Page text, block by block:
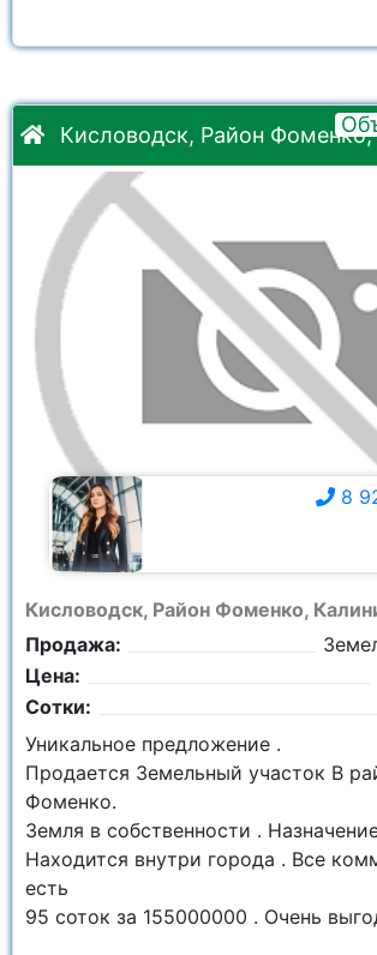
Кисловодск, Район Фоменко,
Кисловодск, Район Фоменко,
Продажа:
Цена:
Сотки:
8
Уникальное предложение .
Продается Земельный участок В
Фоменко.
Земля в собственности .
Находится внутри города . Все
есть
95 соток за 155000000 . Очень